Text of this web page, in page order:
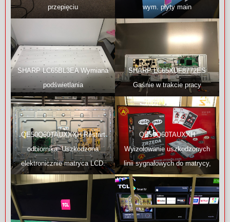
przepięciu
wym. płyty main
SHARP LC65BL3EA Wymiana
podświetlania
SHARP LC65XUF8772ES
Gaśnie w trakcie pracy
QE50Q60TAUXXXH Restart
odbiornika. Uszkodzona
elektronicznie matryca LCD.
Usunięcie usterki.
QE50Q60TAUXXH
Wyizolowanie uszkodzonych
linii sygnałowych do matrycy,
test.